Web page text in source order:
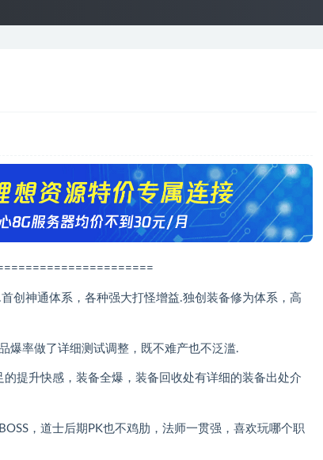
创神通体系，各种强大打怪增益.独创装备修为体系，高
爆率做了详细测试调整，既不难产也不泛滥.
提升快感，装备全爆，装备回收处有详细的装备出处介
，道士后期PK也不鸡肋，法师一贯强，喜欢玩哪个职